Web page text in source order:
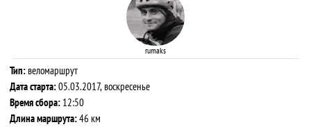
rumaks
Тип:веломаршрут
Дата старта:05.03.2017, воскресенье
Время сбора:12:50
Длина маршрута:46 км